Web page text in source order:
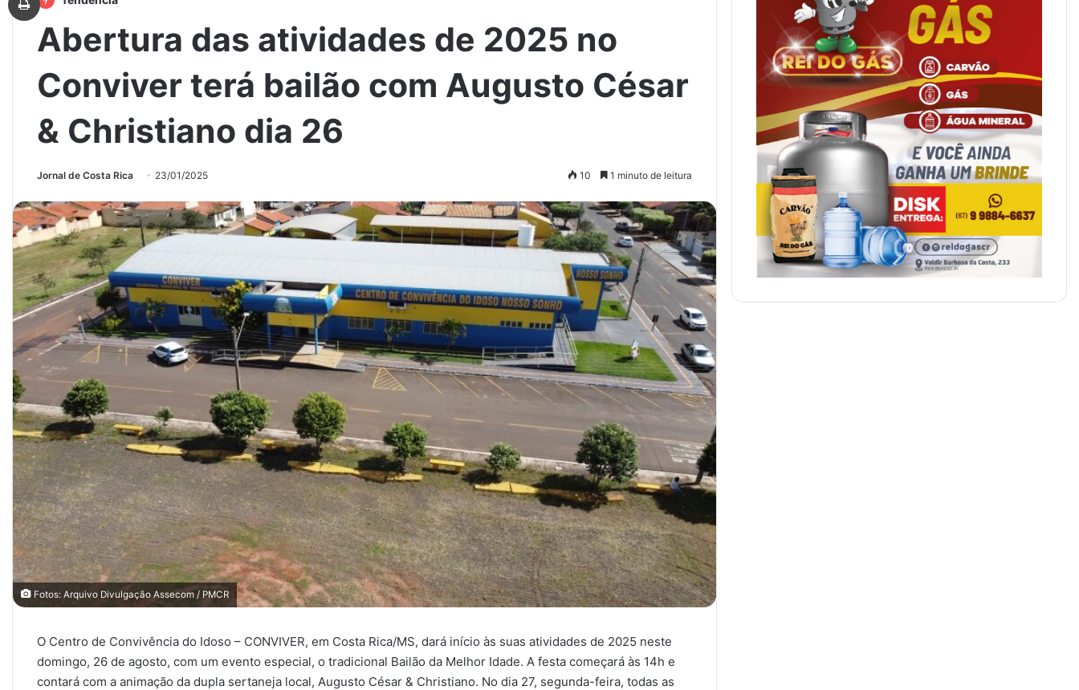
Abertura das atividades de 2025 no
Conviver terá bailão com Augusto César
& Christiano dia 26
Jornal de Costa Rica 23/01/2025 10 1 minuto de leitura
Fotos: Arquivo Divulgação Assecom / PMCR
O Centro de Convivência do Idoso – CONVIVER, em Costa Rica/MS, dará início às suas atividades de 2025 neste
domingo, 26 de agosto, com um evento especial, o tradicional Bailão da Melhor Idade. A festa começará às 14h e
contará com a animação da dupla sertaneja local, Augusto César & Christiano. No dia 27, segunda-feira, todas as